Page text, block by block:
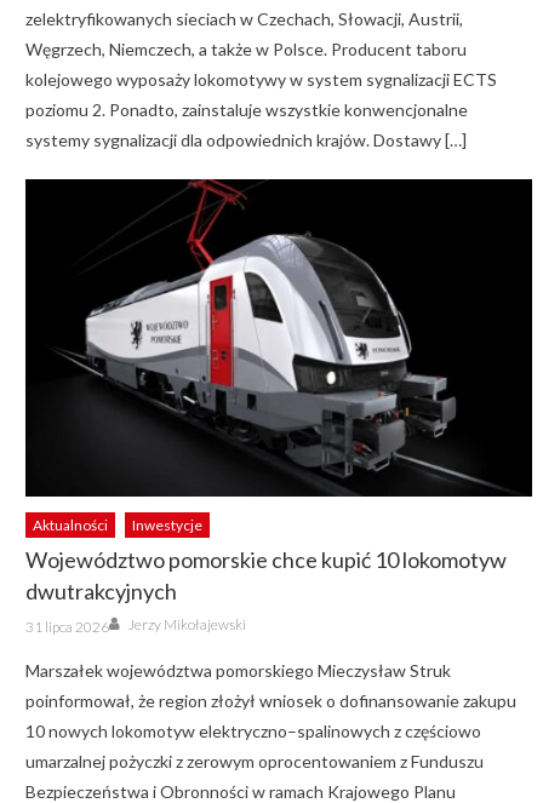
zelektryfikowanych sieciach w Czechach, Słowacji, Austrii,
Węgrzech, Niemczech, a także w Polsce. Producent taboru
kolejowego wyposaży lokomotywy w system sygnalizacji ECTS
poziomu 2. Ponadto, zainstaluje wszystkie konwencjonalne
systemy sygnalizacji dla odpowiednich krajów. Dostawy […]
Aktualności Inwestycje
Województwo pomorskie chce kupić 10 lokomotyw
dwutrakcyjnych
Posted
on
31 lipca 2026 Author
Jerzy Mikołajewski
Marszałek województwa pomorskiego Mieczysław Struk
poinformował, że region złożył wniosek o dofinansowanie zakupu
10 nowych lokomotyw elektryczno–spalinowych z częściowo
umarzalnej pożyczki z zerowym oprocentowaniem z Funduszu
Bezpieczeństwa i Obronności w ramach Krajowego Planu